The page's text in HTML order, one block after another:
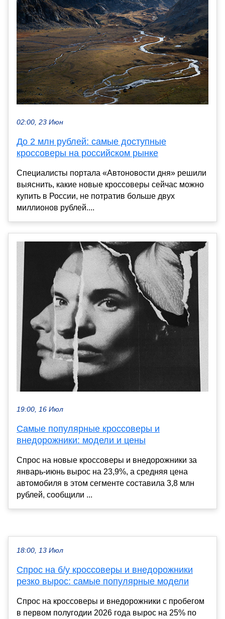
02:00, 23 Июн
До 2 млн рублей: самые доступные
кроссоверы на российском рынке
Специалисты портала «Автоновости дня» решили
выяснить, какие новые кроссоверы сейчас можно
купить в России, не потратив больше двух
миллионов рублей....
19:00, 16 Июл
Самые популярные кроссоверы и
внедорожники: модели и цены
Cпрос на новые кроссоверы и внедорожники за
январь-июнь вырос на 23,9%, а средняя цена
автомобиля в этом сегменте составила 3,8 млн
рублей, сообщили ...
18:00, 13 Июл
Спрос на б/у кроссоверы и внедорожники
резко вырос: самые популярные модели
Спрос на кроссоверы и внедорожники с пробегом
в первом полугодии 2026 года вырос на 25% по